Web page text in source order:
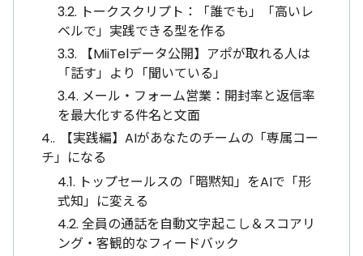
3.2. トークスクリプト：「誰でも」「高いレ
ベルで」実践できる型を作る
3.3. 【MiiTelデータ公開】アポが取れる人は
「話す」より「聞いている」
3.4. メール・フォーム営業：開封率と返信率
を最大化する件名と文面
4.
【実践編】AIがあなたのチームの「専属コー
チ」になる
4.1. トップセールスの「暗黙知」をAIで「形
式知」に変える
4.2. 全員の通話を自動文字起こし＆スコアリ
ング・客観的なフィードバック